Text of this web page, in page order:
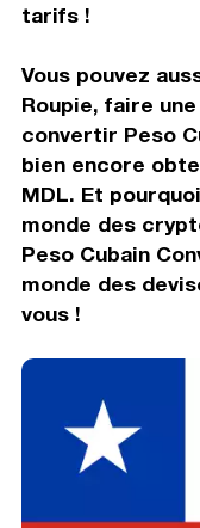
tarifs !
Vous pouvez
Roupie, faire
convertir Peso
bien encore
MDL. Et
monde des
Peso Cubain
monde des
vous !